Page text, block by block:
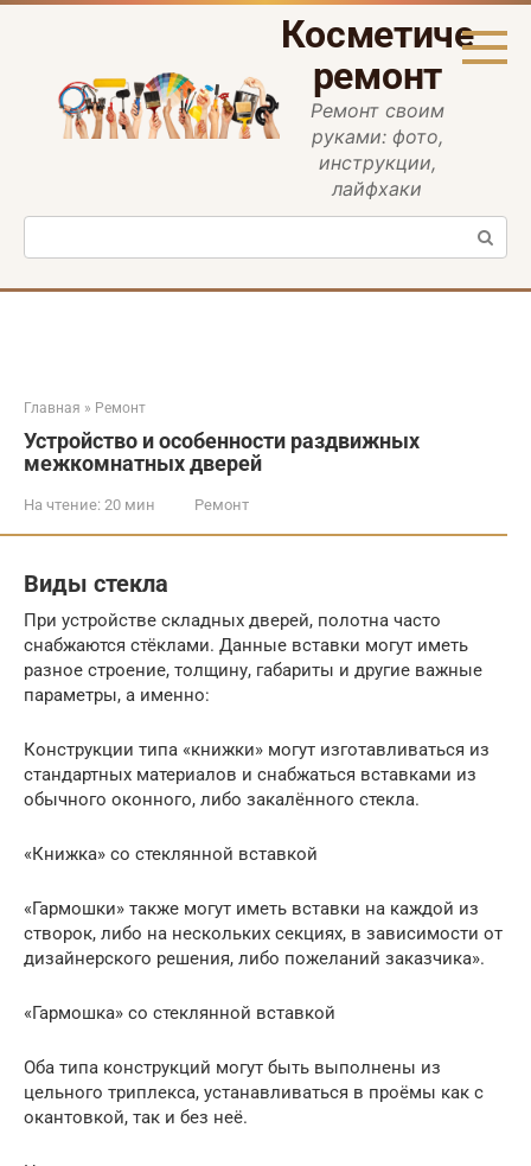
Перейти
ремонт
Ремонт своим
руками: фото,
инструкции,
лайфхаки
Поиск:
Главная » Ремонт
Устройство и особенности раздвижных
межкомнатных дверей
На чтение: 20 мин Ремонт
Виды стекла
При устройстве складных дверей, полотна часто
снабжаются стёклами. Данные вставки могут иметь
разное строение, толщину, габариты и другие важные
параметры, а именно:
Конструкции типа «книжки» могут изготавливаться из
стандартных материалов и снабжаться вставками из
обычного оконного, либо закалённого стекла.
«Книжка» со стеклянной вставкой
«Гармошки» также могут иметь вставки на каждой из
створок, либо на нескольких секциях, в зависимости от
дизайнерского решения, либо пожеланий заказчика».
«Гармошка» со стеклянной вставкой
Оба типа конструкций могут быть выполнены из
цельного триплекса, устанавливаться в проёмы как с
окантовкой, так и без неё.